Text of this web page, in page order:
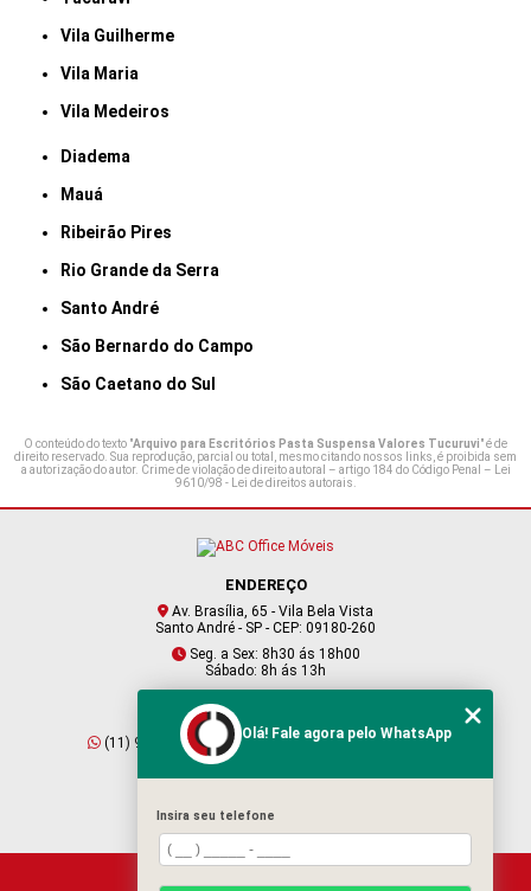
Vila Guilherme
Vila Maria
Vila Medeiros
Diadema
Mauá
Ribeirão Pires
Rio Grande da Serra
Santo André
São Bernardo do Campo
São Caetano do Sul
O conteúdo do texto "Arquivo para Escritórios Pasta Suspensa Valores Tucuruvi" é de
direito reservado. Sua reprodução, parcial ou total, mesmo citando nossos links, é proibida sem
a autorização do autor. Crime de violação de direito autoral – artigo 184 do Código Penal – Lei
9610/98 - Lei de direitos autorais.
ENDEREÇO
Av. Brasília, 65 - Vila Bela Vista
Santo André - SP - CEP: 09180-260
Seg. a Sex: 8h30 ás 18h00
Sábado: 8h ás 13h
CONTATO
(11) 95409-2229
(11) 4901-6045
vendas@abcofficemoveis.com.br
HOME
Olá! Fale agora pelo WhatsApp
Insira seu telefone